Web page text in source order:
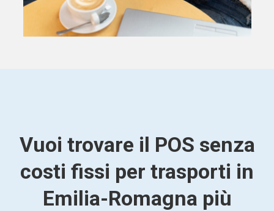
Vuoi trovare il POS senza
costi fissi per trasporti in
Emilia-Romagna più